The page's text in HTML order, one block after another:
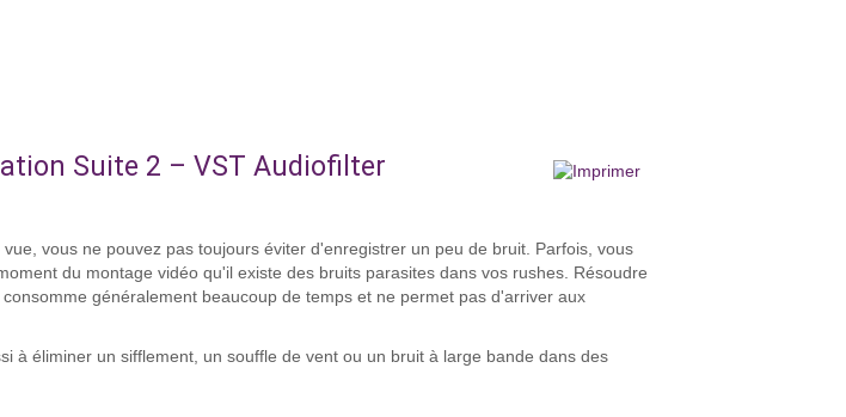
Suite 2 – VST Audiofilter
vous ne pouvez pas toujours éviter d'enregistrer un peu de bruit. Parfois, vous
du montage vidéo qu'il existe des bruits parasites dans vos rushes. Résoudre
généralement beaucoup de temps et ne permet pas d'arriver aux
à éliminer un sifflement, un souffle de vent ou un bruit à large bande dans des